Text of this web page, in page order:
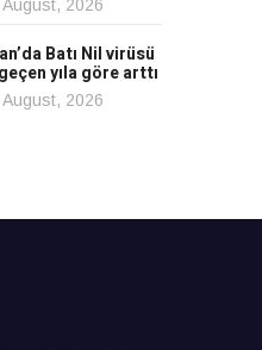
August, 2026
Batı Nil virüsü
yıla göre arttı
August, 2026